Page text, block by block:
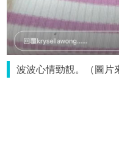
波波心情勁靚。（圖片